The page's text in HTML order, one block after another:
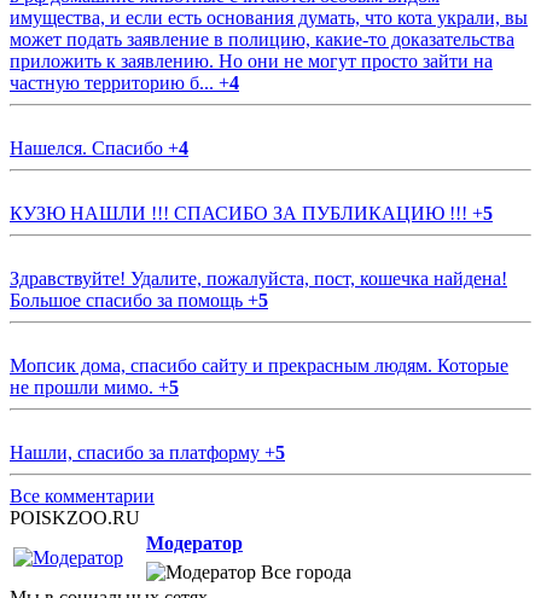
имущества, и если есть основания думать, что кота украли, вы
может подать заявление в полицию, какие-то доказательства
приложить к заявлению. Но они не могут просто зайти на
частную территорию б... +4
Нашелся. Спасибо +4
КУЗЮ НАШЛИ !!! СПАСИБО ЗА ПУБЛИКАЦИЮ !!! +5
Здравствуйте! Удалите, пожалуйста, пост, кошечка найдена!
Большое спасибо за помощь +5
Мопсик дома, спасибо сайту и прекрасным людям. Которые
не прошли мимо. +5
Нашли, спасибо за платформу +5
Все комментарии
POISKZOO.RU
Модератор
Все города